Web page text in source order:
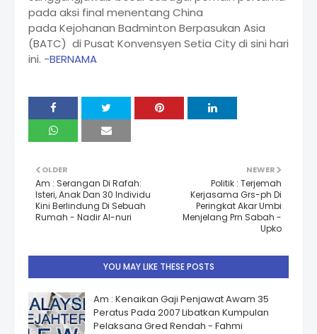
pada aksi final menentang China
pada Kejohanan Badminton Berpasukan Asia
(BATC) di Pusat Konvensyen Setia City di sini hari
ini. -BERNAMA
NEWER
Politik : Terjemah
Kerjasama Grs-ph Di
Peringkat Akar Umbi
Menjelang Prn Sabah -
Upko
OLDER
Am : Serangan Di Rafah:
Isteri, Anak Dan 30 Individu
Kini Berlindung Di Sebuah
Rumah - Nadir Al-nuri
YOU MAY LIKE THESE POSTS
Am : Kenaikan Gaji Penjawat Awam 35
Peratus Pada 2007 Libatkan Kumpulan
Pelaksana Gred Rendah - Fahmi